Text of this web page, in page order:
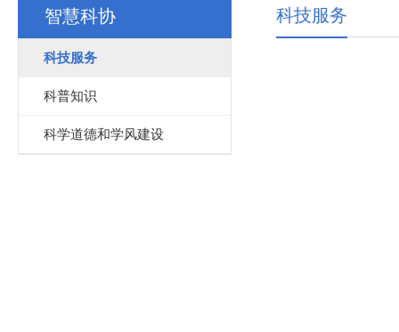
智慧科协
科技服务
科普知识
科学道德和学风建设
科技服务